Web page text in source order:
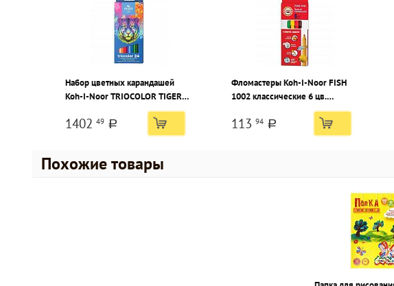
Набор цветных карандашей
Koh-I-Noor TRIOCOLOR TIGER
деревянные, в картонной
1402 49 a
Фломастеры Koh-I-Noor FISH
1002 классические 6 цв.
легкосмываемые, картонная
упаковка
113 94 a
Похожие товары